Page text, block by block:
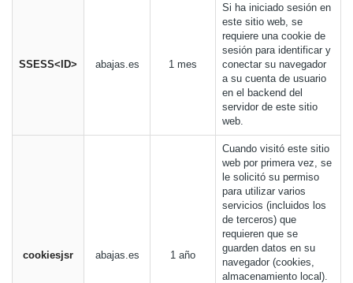
SSESS<ID> abajas.es 1 mes
Si ha iniciado sesión en
este sitio web, se
requiere una cookie de
sesión para identificar y
conectar su navegador
a su cuenta de usuario
en el backend del
servidor de este sitio
web.
cookiesjsr abajas.es 1 año
Cuando visitó este sitio
web por primera vez, se
le solicitó su permiso
para utilizar varios
servicios (incluidos los
de terceros) que
requieren que se
guarden datos en su
navegador (cookies,
almacenamiento local).